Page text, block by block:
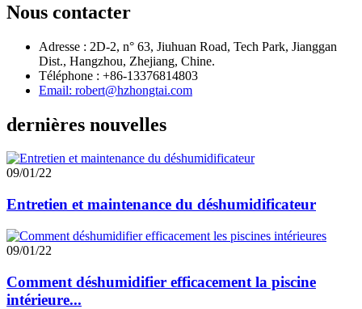
Nous contacter
Adresse : 2D-2, n° 63, Jiuhuan Road, Tech Park, Jianggan
Dist., Hangzhou, Zhejiang, Chine.
Téléphone : +86-13376814803
Email: robert@hzhongtai.com
dernières nouvelles
09/01/22
Entretien et maintenance du déshumidificateur
09/01/22
Comment déshumidifier efficacement la piscine
intérieure...